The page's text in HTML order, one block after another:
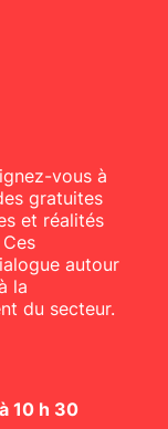
vous à
gratuites
et réalités
autour
la
du secteur.
10 h 30